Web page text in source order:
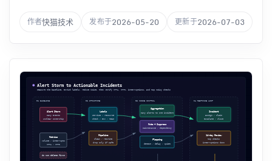
作者快猫技术 发布于2026-05-20 更新于2026-07-03